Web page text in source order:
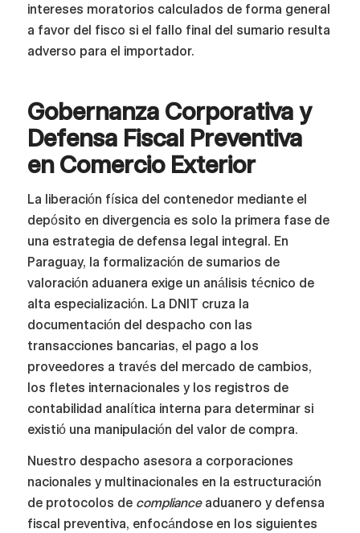
intereses moratorios calculados de forma general
a favor del fisco si el fallo final del sumario resulta
adverso para el importador.
Gobernanza Corporativa y
Defensa Fiscal Preventiva
en Comercio Exterior
La liberación física del contenedor mediante el
depósito en divergencia es solo la primera fase de
una estrategia de defensa legal integral. En
Paraguay, la formalización de sumarios de
valoración aduanera exige un análisis técnico de
alta especialización. La DNIT cruza la
documentación del despacho con las
transacciones bancarias, el pago a los
proveedores a través del mercado de cambios,
los fletes internacionales y los registros de
contabilidad analítica interna para determinar si
existió una manipulación del valor de compra.
Nuestro despacho asesora a corporaciones
nacionales y multinacionales en la estructuración
de protocolos de complianceaduanero y defensa
fiscal preventiva, enfocándose en los siguientes